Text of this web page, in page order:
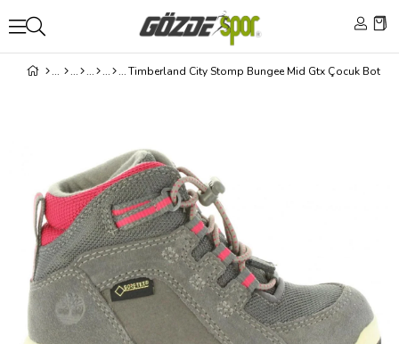
Timberland City Stomp Bungee Mid Gtx Çocuk Bot